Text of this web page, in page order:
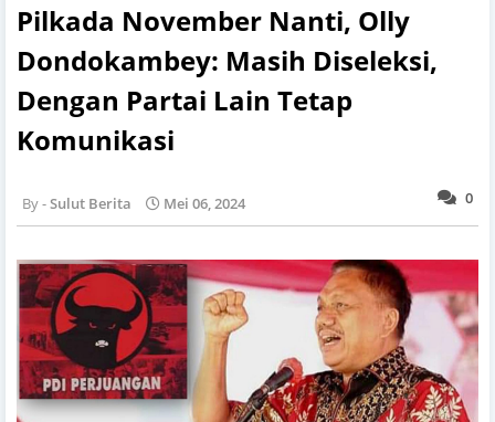
Pilkada November Nanti, Olly
Dondokambey: Masih Diseleksi,
Dengan Partai Lain Tetap
Komunikasi
0
Sulut Berita Mei 06, 2024